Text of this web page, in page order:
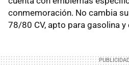
conmemoración. No cambia
78/80 CV, apto para gasolina y